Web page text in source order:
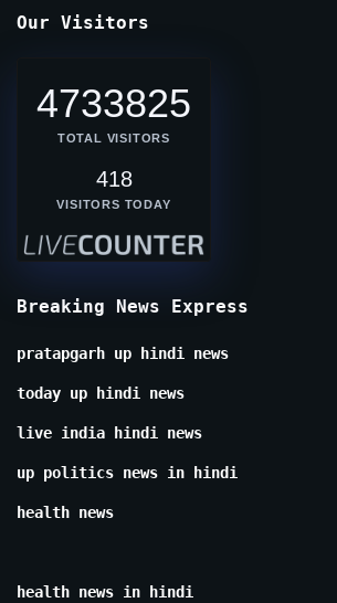
Our Visitors
4733825
TOTAL VISITORS
418
VISITORS TODAY
Breaking News Express
pratapgarh up hindi news
today up hindi news
live india hindi news
up politics news in hindi
health news
health news in hindi